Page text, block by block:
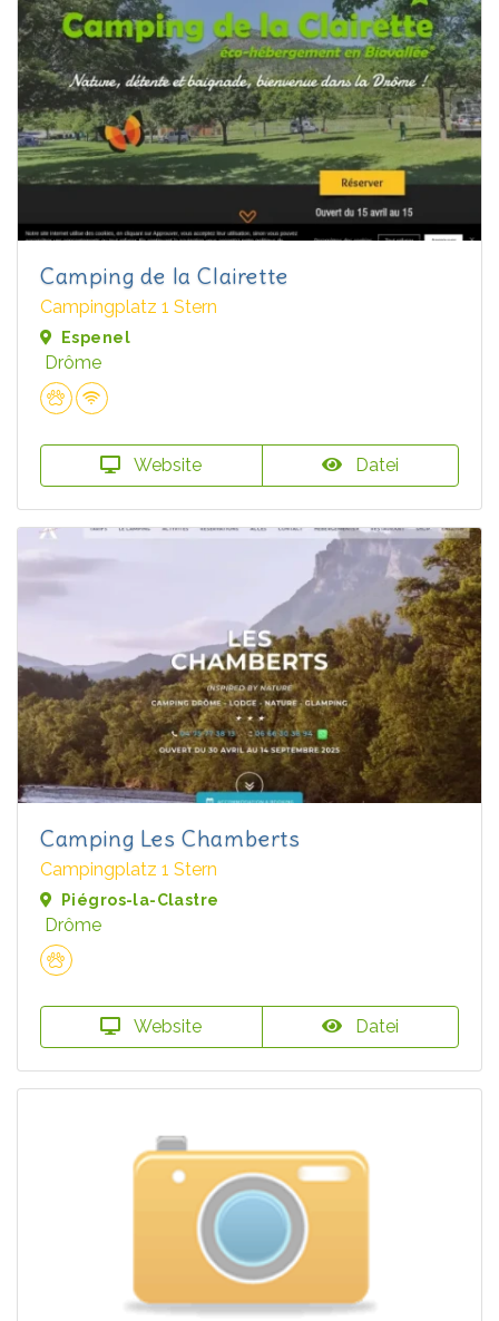
Camping de la Clairette
Campingplatz 1 Stern
Espenel
Drôme
Website Datei
Camping Les Chamberts
Campingplatz 1 Stern
Piégros-la-Clastre
Drôme
Website Datei